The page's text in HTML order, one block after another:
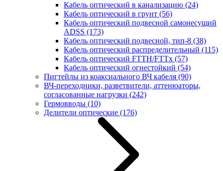
Кабель оптический в канализацию (24)
Кабель оптический в грунт (56)
Кабель оптический подвесной самонесущий
ADSS (173)
Кабель оптический подвесной, тип-8 (38)
Кабель оптический распределительный (115)
Кабель оптический FTTH/FTTx (57)
Кабель оптический огнестойкий (54)
Пигтейлы из коаксиального ВЧ кабеля (90)
ВЧ-переходники, разветвители, аттенюаторы,
согласованные нагрузки (242)
Гермовводы (10)
Делители оптические (176)